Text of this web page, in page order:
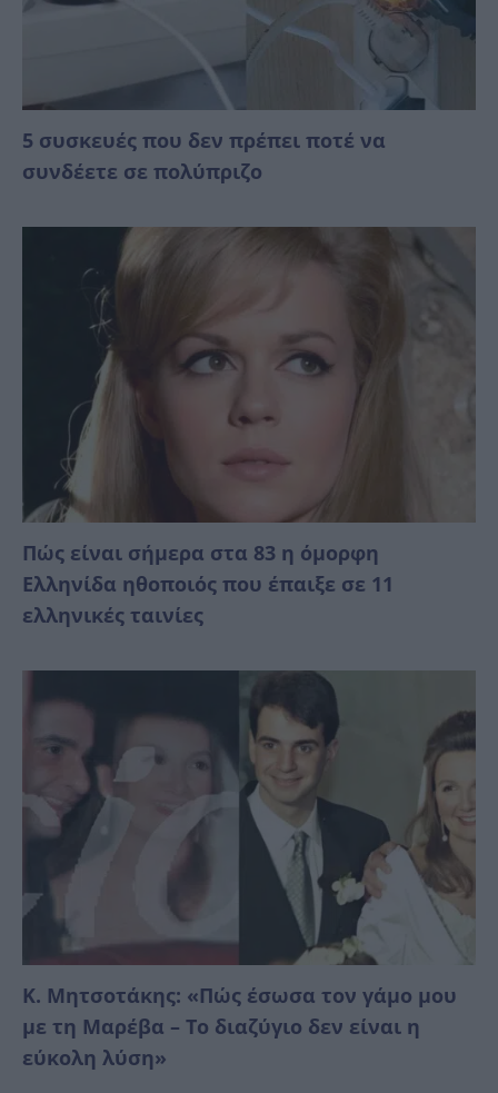
5 συσκευές που δεν πρέπει ποτέ να
συνδέετε σε πολύπριζο
Πώς είναι σήμερα στα 83 η όμορφη
Ελληνίδα ηθοποιός που έπαιξε σε 11
ελληνικές ταινίες
Κ. Μητσοτάκης: «Πώς έσωσα τον γάμο μου
με τη Μαρέβα – Το διαζύγιο δεν είναι η
εύκολη λύση»